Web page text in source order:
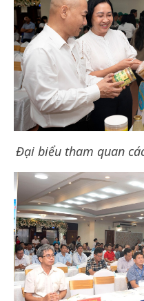
Đại biểu tham quan